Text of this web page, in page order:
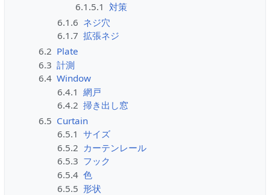
6.1.5.1 対策
6.1.6 ネジ穴
6.1.7 拡張ネジ
6.2 Plate
6.3 計測
6.4 Window
6.4.1 網戸
6.4.2 掃き出し窓
6.5 Curtain
6.5.1 サイズ
6.5.2 カーテンレール
6.5.3 フック
6.5.4 色
6.5.5 形状